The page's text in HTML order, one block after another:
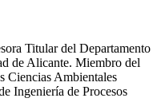
Titular del Departamento
de Alicante. Miembro del
Ciencias Ambientales
Ingeniería de Procesos